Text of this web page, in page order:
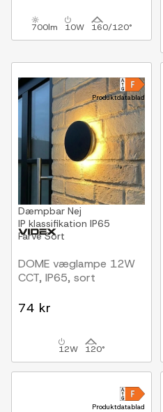
700lm 10W 160/120°
Produktdatablad
Dæmpbar Nej
IP klassifikation IP65
FarveSort
DOME væglampe 12W
CCT, IP65, sort
74 kr
12W 120°
Produktdatablad